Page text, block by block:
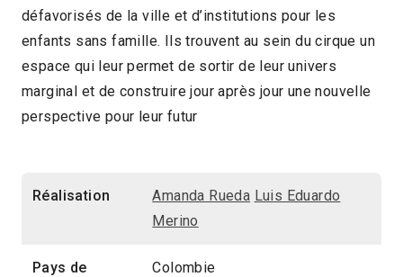
défavorisés de la ville et d’institutions pour les
enfants sans famille. Ils trouvent au sein du cirque un
espace qui leur permet de sortir de leur univers
marginal et de construire jour après jour une nouvelle
perspective pour leur futur
Réalisation Amanda Rueda Luis Eduardo
Merino
Pays de
Colombie